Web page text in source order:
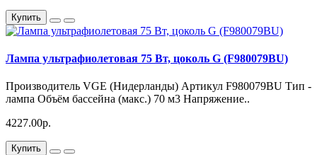
Купить
Лампа ультрафиолетовая 75 Вт, цоколь G (F980079BU)
Производитель VGE (Нидерланды) Артикул F980079BU Тип -
лампа Объём бассейна (макс.) 70 м3 Напряжение..
4227.00р.
Купить